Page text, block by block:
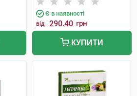
Є в наявності
від 290.40 грн
КУПИТИ